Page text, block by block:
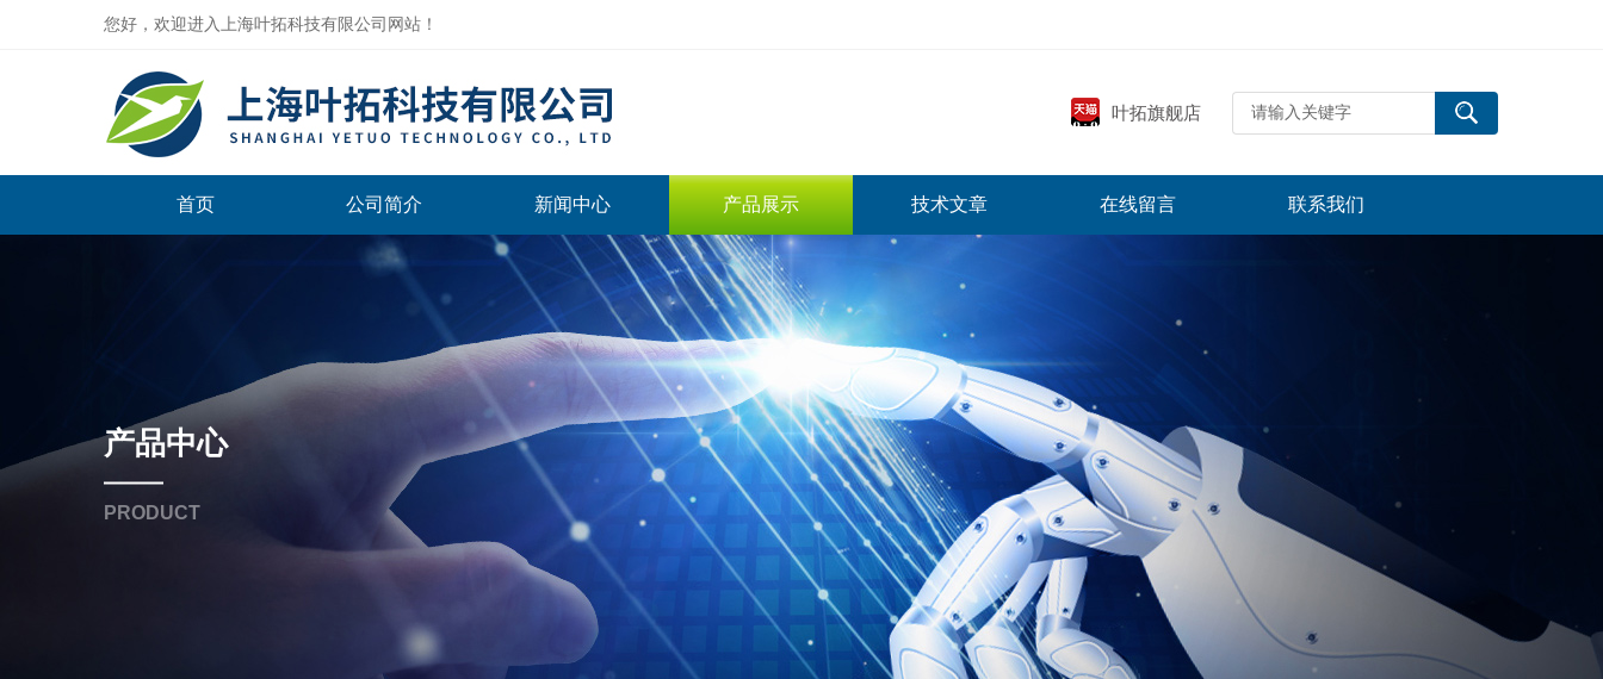
您好，欢迎进入上海叶拓科技有限公司网站！
叶拓旗舰店
首页 公司简介 新闻中心 产品展示 技术文章 在线留言 联系我们
产品中心
PRODUCT